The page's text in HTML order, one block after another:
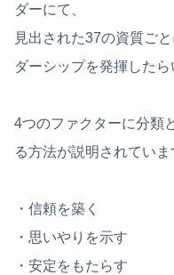
ダーにて、
見出された37の資質ご
ダーシップを発揮したら
4つのファクターに分類
る方法が説明されていま
・信頼を築く
・思いやりを示す
・安定をもたらす